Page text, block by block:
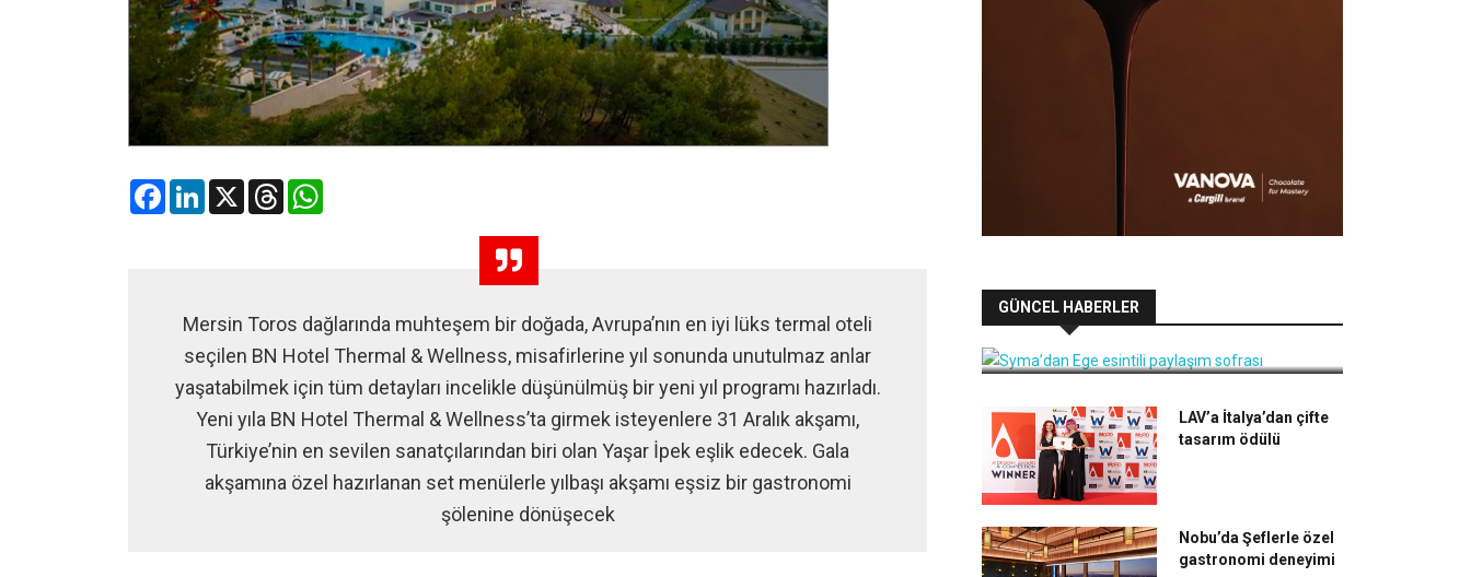
FacebookLinkedIn
X Threads
Mersin Toros dağlarında muhteşem bir doğada, Avrupa’nın en iyi lüks termal oteli
seçilen BN Hotel Thermal & Wellness, misafirlerine yıl sonunda unutulmaz anlar
yaşatabilmek için tüm detayları incelikle düşünülmüş bir yeni yıl programı hazırladı.
Yeni yıla BN Hotel Thermal & Wellness’ta girmek isteyenlere 31 Aralık akşamı,
Türkiye’nin en sevilen sanatçılarından biri olan Yaşar İpek eşlik edecek. Gala
akşamına özel hazırlanan set menülerle yılbaşı akşamı eşsiz bir gastronomi
şölenine dönüşecek
GÜNCEL HABERLER
Syma’dan Ege esintili paylaşım
sofrası
LAV’a İtalya’dan çifte
tasarım ödülü
Nobu’da Şeflerle özel
gastronomi deneyimi